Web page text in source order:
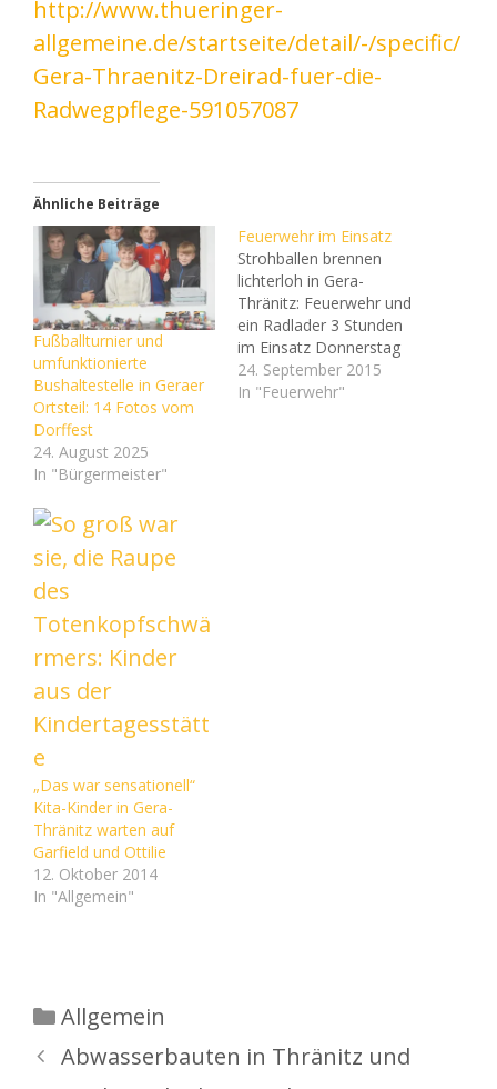
http://www.thueringer-
allgemeine.de/startseite/detail/-/specific/
Gera-Thraenitz-Dreirad-fuer-die-
Radwegpflege-591057087
Ähnliche Beiträge
Fußballturnier und
umfunktionierte
Bushaltestelle in Geraer
Ortsteil: 14 Fotos vom
Dorffest
24. August 2025
In "Bürgermeister"
Feuerwehr im Einsatz
Strohballen brennen
lichterloh in Gera-
Thränitz: Feuerwehr und
ein Radlader 3 Stunden
im Einsatz Donnerstag
gegen 9 Uhr wurde die
Feuerwehr zu einem
24. September 2015
In "Feuerwehr"
„Das war sensationell“
Kita-Kinder in Gera-
Thränitz warten auf
Garfield und Ottilie
12. Oktober 2014
In "Allgemein"
Kategorien
Allgemein
Abwasserbauten in Thränitz und